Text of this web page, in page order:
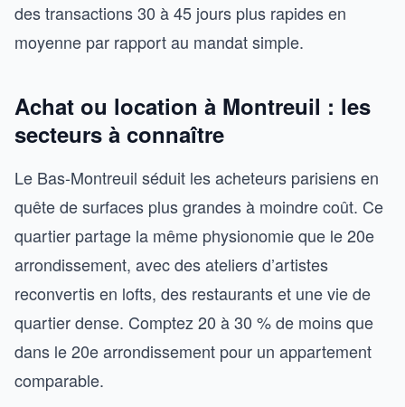
des transactions 30 à 45 jours plus rapides en
moyenne par rapport au mandat simple.
Achat ou location à Montreuil : les
secteurs à connaître
Le Bas-Montreuil séduit les acheteurs parisiens en
quête de surfaces plus grandes à moindre coût. Ce
quartier partage la même physionomie que le 20e
arrondissement, avec des ateliers d’artistes
reconvertis en lofts, des restaurants et une vie de
quartier dense. Comptez 20 à 30 % de moins que
dans le 20e arrondissement pour un appartement
comparable.